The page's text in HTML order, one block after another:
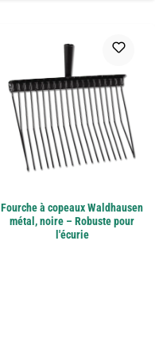
Fourche à copeaux Waldhausen
métal, noire – Robuste pour
l'écurie